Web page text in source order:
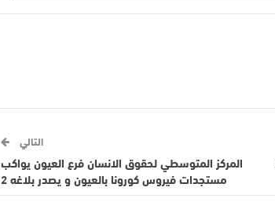
التالي
المركز المتوسطي لحقوق الانسان فرع العيون يواكب
مستجدات فيروس كورونا بالعيون و يصدر بلاغه 2